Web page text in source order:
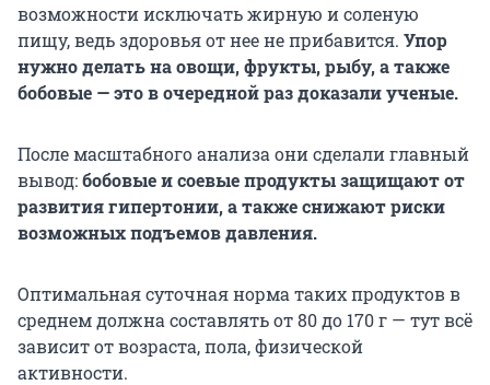
возможности исключать жирную и соленую
пищу, ведь здоровья от нее не прибавится. Упор
нужно делать на овощи, фрукты, рыбу, а также
бобовые — это в очередной раз доказали ученые.
После масштабного анализа они сделали главный
вывод:бобовые и соевые продукты защищают от
развития гипертонии, а также снижают риски
возможных подъемов давления.
Оптимальная суточная норма таких продуктов в
среднем должна составлять от 80 до 170 г — тут всё
зависит от возраста, пола, физической
активности.